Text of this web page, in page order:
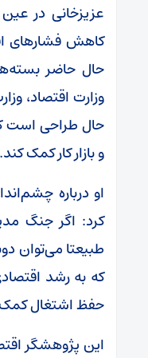
عزیزخانی در
کاهش فشارهای
حال حاضر
وزارت اقتصاد،
حال طراحی است
و بازار کار کمک کند.
او درباره
کرد: اگر جنگ
طبیعتا می‌توان
که به رشد
حفظ اشتغال
این پژوهشگر